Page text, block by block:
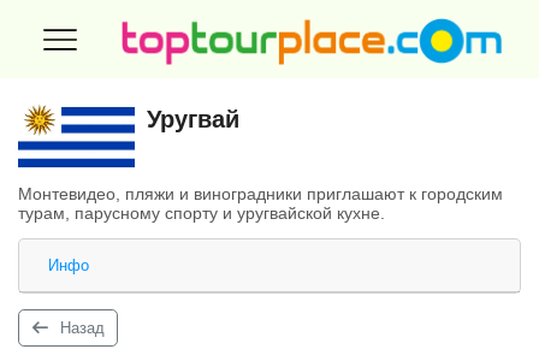
Уругвай
Монтевидео, пляжи и виноградники приглашают к городским
турам, парусному спорту и уругвайской кухне.
Инфо
Назад